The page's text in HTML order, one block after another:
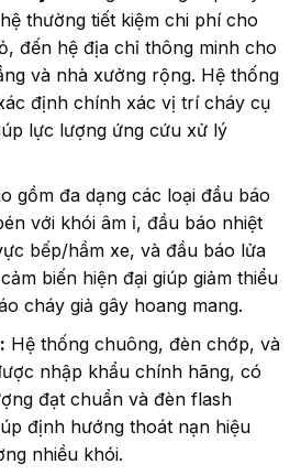
thường tiết kiệm chi phí cho
đến hệ địa chỉ thông minh cho
và nhà xưởng rộng. Hệ thống
định chính xác vị trí cháy cụ
lực lượng ứng cứu xử lý
gồm đa dạng các loại đầu báo
với khói âm ỉ, đầu báo nhiệt
bếp/hầm xe, và đầu báo lửa
biến hiện đại giúp giảm thiểu
cháy giả gây hoang mang.
Hệ thống chuông, đèn chớp, và
nhập khẩu chính hãng, có
đạt chuẩn và đèn flash
định hướng thoát nạn hiệu
nhiều khói.